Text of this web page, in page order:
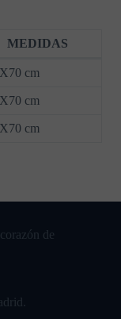
MEDIDAS
cm
cm
cm
de